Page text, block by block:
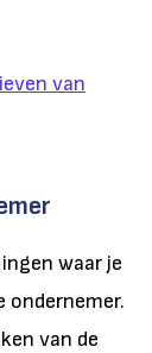
van
waar je
ondernemer.
van de